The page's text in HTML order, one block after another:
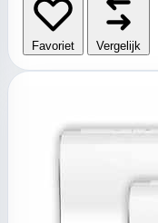
Favoriet Vergelijk